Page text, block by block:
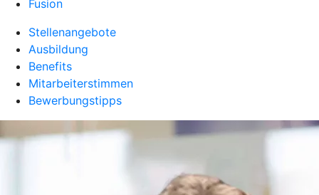
Fusion
Stellenangebote
Ausbildung
Benefits
Mitarbeiterstimmen
Bewerbungstipps